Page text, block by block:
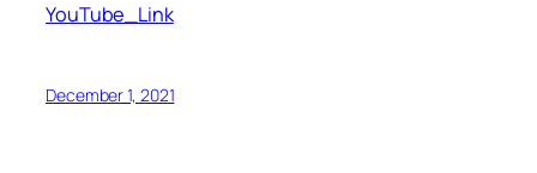
YouTube_Link
December 1, 2021